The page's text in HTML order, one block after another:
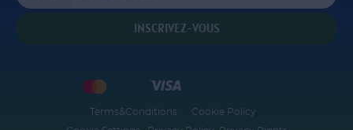
INSCRIVEZ-VOUS
Terms&Conditions
Cookie Policy